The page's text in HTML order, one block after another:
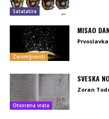
Satatatira
Zanimljivosti
MISAO
Otvorena vrata
SVESKA
Zoran